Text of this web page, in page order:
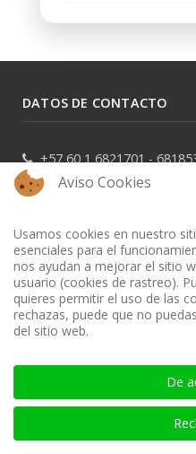
DATOS DE CONTACTO
+57 60 1 6821701 -
+57 311 8666327 - 323
Bogotá, Colombia
DATOS LEGALES
Autorización de
Aviso Cookies
Usamos cookies en nuestro
esenciales para el
nos ayudan a mejorar el sitio
usuario (cookies de rastreo).
quieres permitir el uso de las
rechazas, puede que no
del sitio web.
De